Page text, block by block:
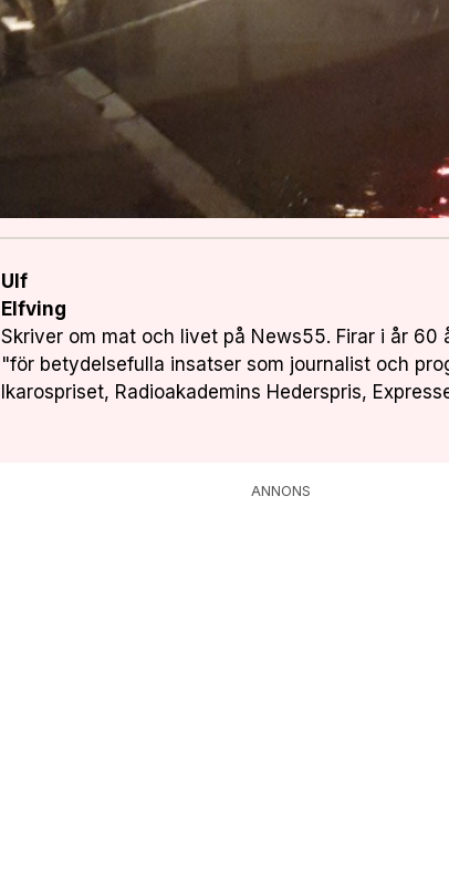
Ulf
Elfving
Skriver om mat och livet på News55. Firar i år 60
"för betydelsefulla insatser som journalist och
Ikarospriset, Radioakademins Hederspris,
ANNONS